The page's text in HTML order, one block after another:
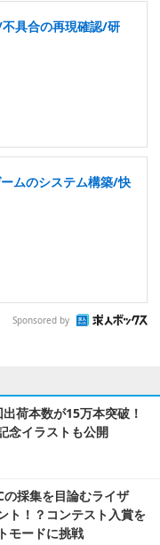
具合の再現確認/研
ムのシステム構築/快
Sponsored by
荷本数が15万本突破！
念イラストも公開
の採集を目論むライザ
ト！？コンテスト入賞を
モードに挑戦